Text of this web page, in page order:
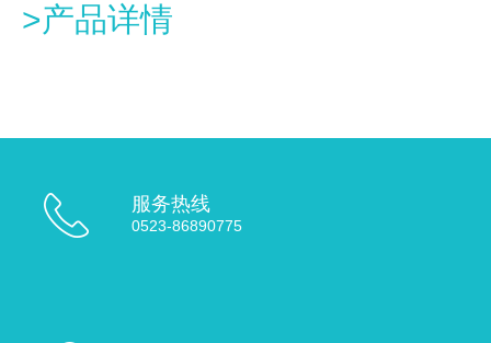
>产品详情
服务热线
0523-86890775